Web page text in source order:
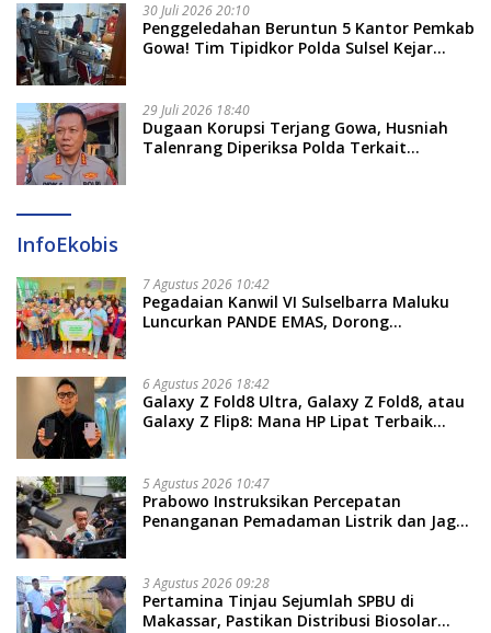
30 Juli 2026 20:10
Penggeledahan Beruntun 5 Kantor Pemkab
Gowa! Tim Tipidkor Polda Sulsel Kejar
29 Juli 2026 18:40
Dugaan Korupsi Terjang Gowa, Husniah
Talenrang Diperiksa Polda Terkait
InfoEkobis
7 Agustus 2026 10:42
Pegadaian Kanwil VI Sulselbarra Maluku
Luncurkan PANDE EMAS, Dorong
6 Agustus 2026 18:42
Galaxy Z Fold8 Ultra, Galaxy Z Fold8, atau
Galaxy Z Flip8: Mana HP Lipat Terbaik
5 Agustus 2026 10:47
Prabowo Instruksikan Percepatan
Penanganan Pemadaman Listrik dan Jaga
3 Agustus 2026 09:28
Pertamina Tinjau Sejumlah SPBU di
Makassar, Pastikan Distribusi Biosolar